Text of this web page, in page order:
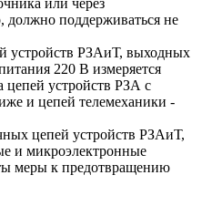
или через
должно поддерживаться не
устройств РЗАиТ, выходных
220 В измеряется
цепей устройств РЗА с
и цепей телемеханики -
цепей устройств РЗАиТ,
и микроэлектронные
меры к предотвращению